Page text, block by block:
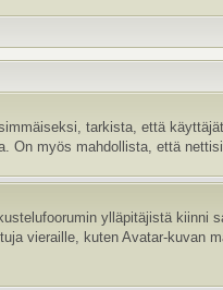
tarkista, että
On myös mahdollista, että
ylläpitäjistä kiinni
vieraille, kuten Avatar-kuvan